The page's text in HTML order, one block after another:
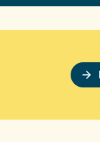
arrow_forward